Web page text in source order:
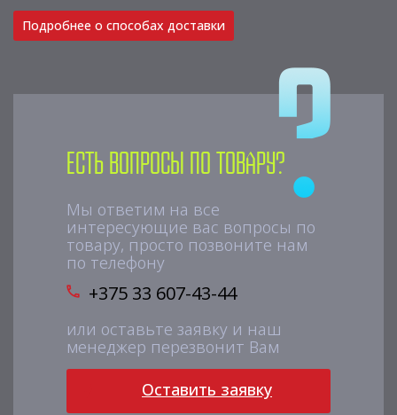
Подробнее о способах доставки
Есть вопросы по товару?
Мы ответим на все
интересующие вас вопросы по
товару, просто позвоните нам
по телефону
+375 33 607-43-44
или оставьте заявку и наш
менеджер перезвонит Вам
Оставить заявку